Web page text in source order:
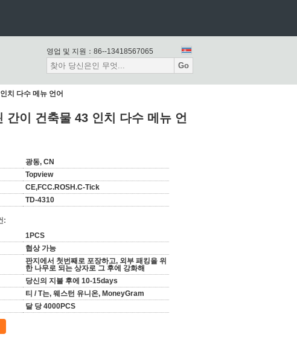
영업 및 지원： 86--13418567065
Go
치 다수 메뉴 언어
이 건축물 43 인치 다수 메뉴 언
광동, CN
Topview
CE,FCC.ROSH.C-Tick
TD-4310
:
1PCS
협상 가능
판지에서 첫번째로 포장하고, 외부 패킹을 위
한 나무로 되는 상자로 그 후에 강화해
당신의 지불 후에 10-15days
티 / T는, 웨스턴 유니온, MoneyGram
달 당 4000PCS